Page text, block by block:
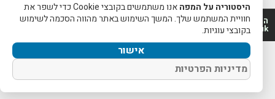
היסטוריה על המפה 2011-2026 | פרוייקט טיגארט 2012-2026|
www.mapah.co.il | www.tegart.uk
היסטוריה על המפה
אנו משתמשים בקובצי Cookie כדי לשפר את
חוויית המשתמש שלך. המשך השימוש באתר מהווה הסכמה לשימוש
בקובצי עוגיות.
אישור
מדיניות הפרטיות